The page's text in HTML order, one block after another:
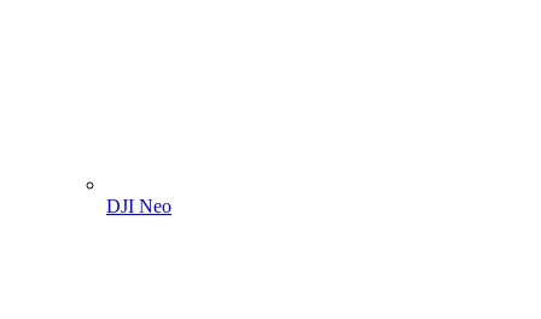
DJI Neo